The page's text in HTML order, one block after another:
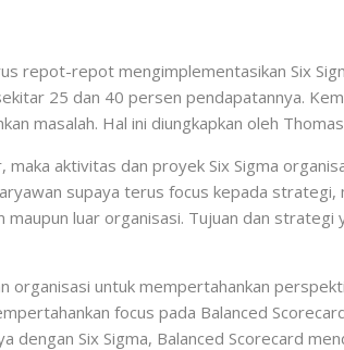
repot-repot mengimplementasikan Six
25 dan 40 persen pendapatannya.
masalah. Hal ini diungkapkan oleh
aktivitas dan proyek Six Sigma
supaya terus focus kepada
luar organisasi. Tujuan dan
organisasi untuk mempertahankan
focus pada Balanced
dengan Six Sigma, Balanced Scorecard